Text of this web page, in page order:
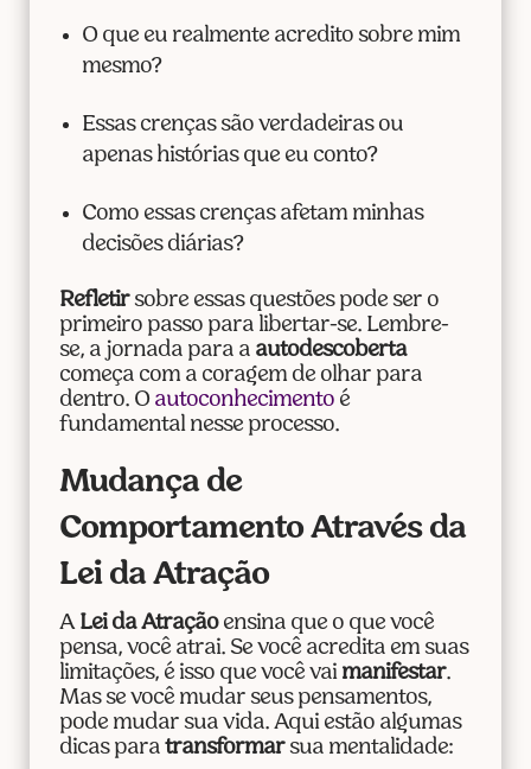
O que eu realmente acredito sobre mim
mesmo?
Essas crenças são verdadeiras ou
apenas histórias que eu conto?
Como essas crenças afetam minhas
decisões diárias?
Refletirsobre essas questões pode ser o
primeiro passo para libertar-se. Lembre-
se, a jornada para a autodescoberta
começa com a coragem de olhar para
dentro. O autoconhecimentoé
fundamental nesse processo.
Mudança de
Comportamento Através da
Lei da Atração
A Lei da Atraçãoensina que o que você
pensa, você atrai. Se você acredita em suas
limitações, é isso que você vai manifestar.
Mas se você mudar seus pensamentos,
pode mudar sua vida. Aqui estão algumas
dicas para transformarsua mentalidade: